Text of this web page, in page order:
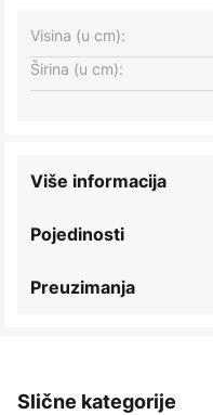
Širina (u cm):
Visina (u cm):
Pojedinosti
Više informacija
Preuzimanja
Slične kategorije